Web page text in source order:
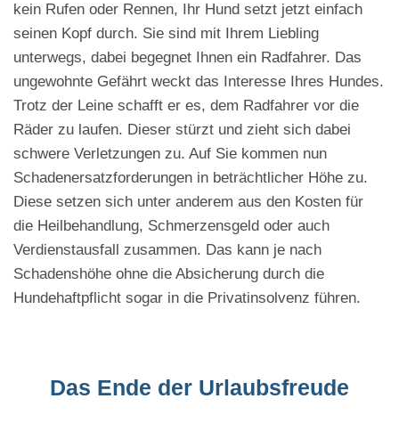
kein Rufen oder Rennen, Ihr Hund setzt jetzt einfach
seinen Kopf durch. Sie sind mit Ihrem Liebling
unterwegs, dabei begegnet Ihnen ein Radfahrer. Das
ungewohnte Gefährt weckt das Interesse Ihres Hundes.
Trotz der Leine schafft er es, dem Radfahrer vor die
Räder zu laufen. Dieser stürzt und zieht sich dabei
schwere Verletzungen zu. Auf Sie kommen nun
Schadenersatzforderungen in beträchtlicher Höhe zu.
Diese setzen sich unter anderem aus den Kosten für
die Heilbehandlung, Schmerzensgeld oder auch
Verdienstausfall zusammen. Das kann je nach
Schadenshöhe ohne die Absicherung durch die
Hundehaftpflicht sogar in die Privatinsolvenz führen.
Das Ende der Urlaubsfreude